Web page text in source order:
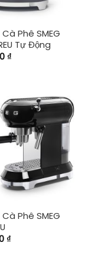
Phê SMEG
Tự Động
₫
Phê SMEG
₫